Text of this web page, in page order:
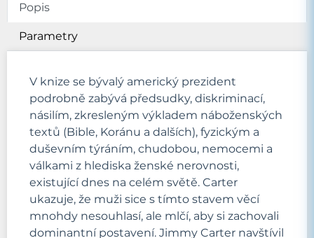
Popis
Parametry
V knize se bývalý americký prezident
podrobně zabývá předsudky, diskriminací,
násilím, zkresleným výkladem náboženských
textů (Bible, Koránu a dalších), fyzickým a
duševním týráním, chudobou, nemocemi a
válkami z hlediska ženské nerovnosti,
existující dnes na celém světě. Carter
ukazuje, že muži sice s tímto stavem věcí
mnohdy nesouhlasí, ale mlčí, aby si zachovali
dominantní postavení. Jimmy Carter navštívil